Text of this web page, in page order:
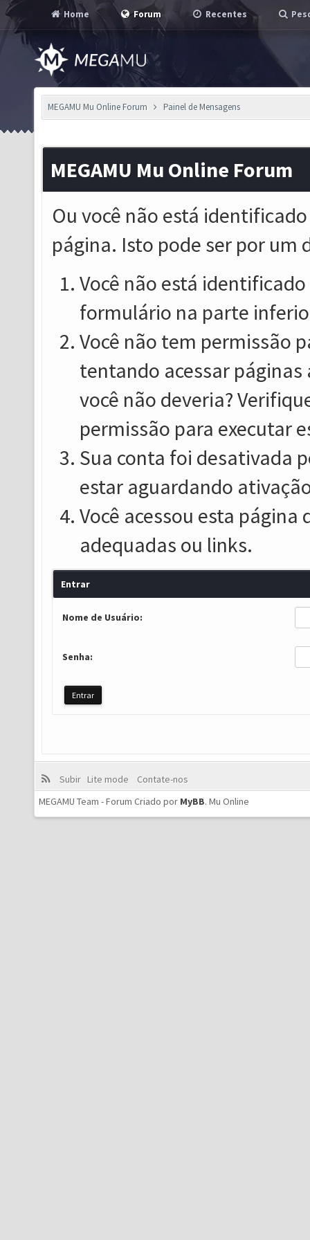
Home Forum Recentes
MEGAMU Mu Online Forum Painel de Mensagens
MEGAMU Mu Online Forum
Ou você não está
página. Isto pode ser por um
Você não está
formulário na parte
Você não tem permissão
tentando acessar
você não deveria?
permissão para executar
Sua conta foi desativada
estar aguardando
Você acessou esta
adequadas ou links.
Entrar
Nome de Usuário:
Senha:
Subir Lite mode
Contate-nos
MEGAMU Team - Forum Criado por MyBB. Mu Online